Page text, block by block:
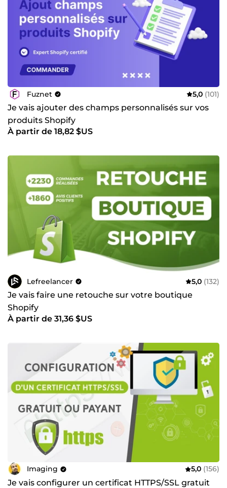
Fuznet 5,0 (101)
Je vais ajouter des champs personnalisés sur vos
produits Shopify
À partir de 18,82 $US
Lefreelancer 5,0 (132)
Je vais faire une retouche sur votre boutique
Shopify
À partir de 31,36 $US
Imaging 5,0 (156)
Je vais configurer un certificat HTTPS/SSL gratuit